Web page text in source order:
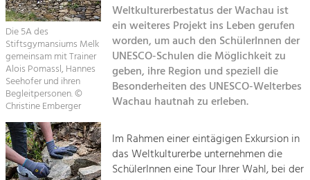
Suche
Impressum
Kontakt
Landscape.
Tourism
Offer Development and Positioning
Art & Culture
Crafts, Science and Research.
Social Affairs, Education
Die 5A des
Stiftsgymansiums Melk
gemeinsam mit Trainer
Alois Pomassl, Hannes
Seehofer und ihren
Begleitpersonen. ©
Christine Emberger
Weltkulturerbestatus der Wachau ist
ein weiteres Projekt ins Leben gerufen
worden, um auch den SchülerInnen der
UNESCO-Schulen die Möglichkeit zu
geben, ihre Region und speziell die
Besonderheiten des UNESCO-Welterbes
Wachau hautnah zu erleben.
Im Rahmen einer eintägigen Exkursion in
das Weltkulturerbe unternehmen die
SchülerInnen eine Tour Ihrer Wahl, bei der